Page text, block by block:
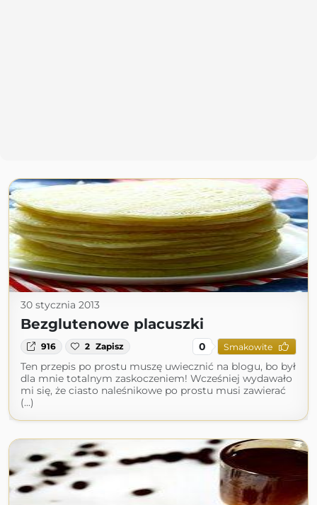
30 stycznia 2013
Bezglutenowe placuszki
916 2 Zapisz 0 Smakowite
Ten przepis po prostu muszę uwiecznić na blogu, bo był
dla mnie totalnym zaskoczeniem! Wcześniej wydawało
mi się, że ciasto naleśnikowe po prostu musi zawierać
(...)